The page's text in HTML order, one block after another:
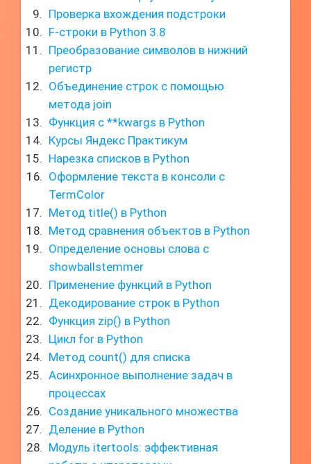
Проверка вхождения подстроки
F-строки в Python 3.8
Преобразование символов в нижний
регистр
Объединение строк с помощью
метода join
Функция с **kwargs в Python
Курсы Яндекс Практикум
Нарезка списков в Python
Оформление текста в консоли с
TermColor
Метод title() в Python
Метод сравнения объектов в Python
Определение основы слова с
showballstemmer
Применение функций в Python
Декодирование строк в Python
Функция zip() в Python
Цикл for в Python
Метод count() для списка
Асинхронное выполнение задач в
процессах
Создание уникального множества
Деление в Python
Модуль itertools: эффективная